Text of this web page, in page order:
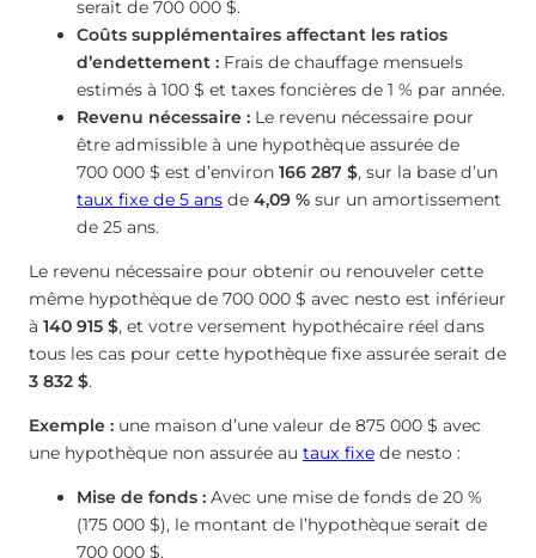
serait de 700 000 $.
Coûts supplémentaires affectant les ratios
d’endettement : Frais de chauffage mensuels
estimés à 100 $ et taxes foncières de 1 % par année.
Revenu nécessaire : Le revenu nécessaire pour
être admissible à une hypothèque assurée de
700 000 $ est d’environ 166 287 $, sur la base d’un
taux fixe de 5 ans de 4,09 % sur un amortissement
de 25 ans.
Le revenu nécessaire pour obtenir ou renouveler cette
même hypothèque de 700 000 $ avec nesto est inférieur
à 140 915 $, et votre versement hypothécaire réel dans
tous les cas pour cette hypothèque fixe assurée serait de
3 832 $.
Exemple : une maison d’une valeur de 875 000 $ avec
une hypothèque non assurée au taux fixe de nesto :
Mise de fonds : Avec une mise de fonds de 20 %
(175 000 $), le montant de l’hypothèque serait de
700 000 $.